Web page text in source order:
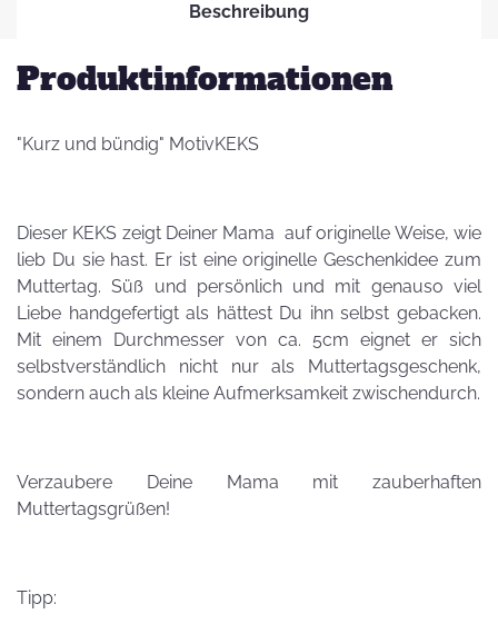
Beschreibung
Produktinformationen
"Kurz und bündig" MotivKEKS
Dieser KEKS zeigt Deiner Mama auf originelle Weise, wie
lieb Du sie hast. Er ist eine originelle Geschenkidee zum
Muttertag. Süß und persönlich und mit genauso viel
Liebe handgefertigt als hättest Du ihn selbst gebacken.
Mit einem Durchmesser von ca. 5cm eignet er sich
selbstverständlich nicht nur als Muttertagsgeschenk,
sondern auch als kleine Aufmerksamkeit zwischendurch.
Verzaubere Deine Mama mit zauberhaften
Muttertagsgrüßen!
Tipp: